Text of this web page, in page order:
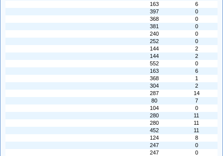
163
6
397
0
368
0
381
0
240
0
252
0
144
2
144
2
552
0
163
6
368
1
304
2
287
14
80
7
104
0
280
11
280
11
452
11
124
8
247
0
247
0